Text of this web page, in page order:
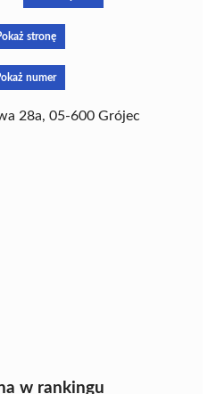
stronę
numer
28a, 05-600 Grójec
w rankingu